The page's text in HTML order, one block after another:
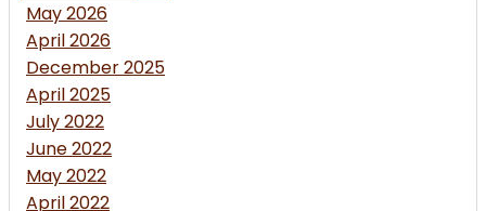
May 2026
April 2026
December 2025
April 2025
July 2022
June 2022
May 2022
April 2022